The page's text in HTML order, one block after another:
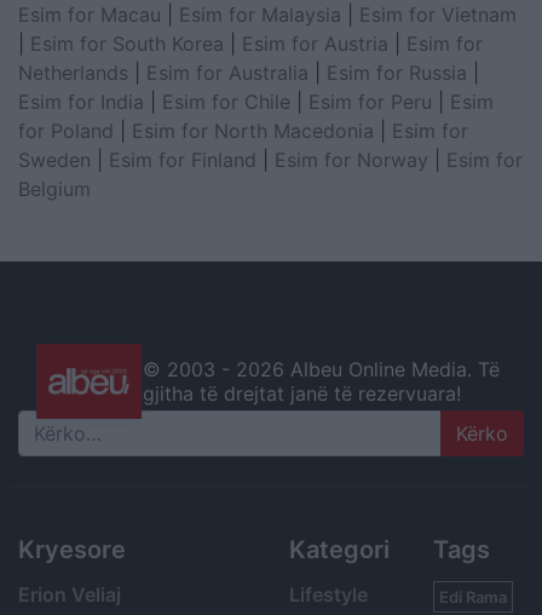
Esim for Macau
Esim for Malaysia
Esim for Vietnam
Esim for South Korea Esim for Austria
Esim for
Netherlands
Esim for Australia Esim for Russia
Esim for India
Esim for Chile Esim for Peru
Esim
for Poland
Esim for North Macedonia
Esim for
Sweden
Esim for Finland Esim for Norway
Esim for
Belgium
© 2003 - 2026 Albeu Online Media. Të
gjitha të drejtat janë të rezervuara!
Search
Kryesore
Erion Veliaj
Kategori
Lifestyle
Tags
Edi Rama